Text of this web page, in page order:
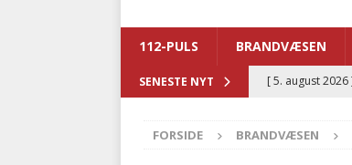
112-PULS BRANDVÆSEN
SENESTE NYT [ 5. august 2026
[ 5. august
FORSIDE BRANDVÆSEN